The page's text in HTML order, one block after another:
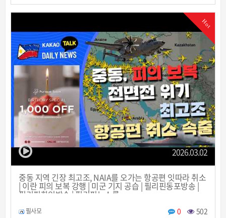
Hot
2026.03.02
중동 지역 긴장 최고조, NAIA를 오가는 항공편 잇따라 취소
| 이란 피의 보복 강행 | 미군 기지 공습 | 필리핀동포방송 |
필리핀한인방송 | 필리핀뉴스룸
필사모 0 502